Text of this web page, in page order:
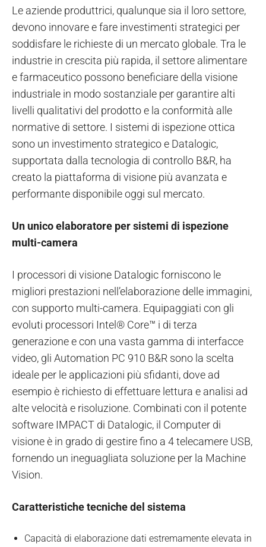
Le aziende produttrici, qualunque sia il loro settore,
devono innovare e fare investimenti strategici per
soddisfare le richieste di un mercato globale. Tra le
industrie in crescita più rapida, il settore alimentare
e farmaceutico possono beneficiare della visione
industriale in modo sostanziale per garantire alti
livelli qualitativi del prodotto e la conformità alle
normative di settore. I sistemi di ispezione ottica
sono un investimento strategico e Datalogic,
supportata dalla tecnologia di controllo B&R, ha
creato la piattaforma di visione più avanzata e
performante disponibile oggi sul mercato.
Un unico elaboratore per sistemi di ispezione
multi-camera
I processori di visione Datalogic forniscono le
migliori prestazioni nell’elaborazione delle immagini,
con supporto multi-camera. Equipaggiati con gli
evoluti processori Intel® Core™ i di terza
generazione e con una vasta gamma di interfacce
video, gli Automation PC 910 B&R sono la scelta
ideale per le applicazioni più sfidanti, dove ad
esempio è richiesto di effettuare lettura e analisi ad
alte velocità e risoluzione. Combinati con il potente
software IMPACT di Datalogic, il Computer di
visione è in grado di gestire fino a 4 telecamere USB,
fornendo un ineguagliata soluzione per la Machine
Vision.
Caratteristiche tecniche del sistema
Capacità di elaborazione dati estremamente elevata in